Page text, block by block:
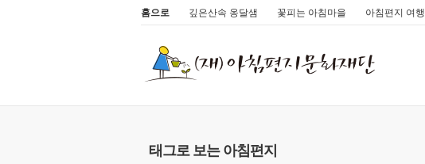
홈으로 깊은산속 옹달샘 꽃피는 아침마을 아침편지 여행
태그로 보는 아침편지